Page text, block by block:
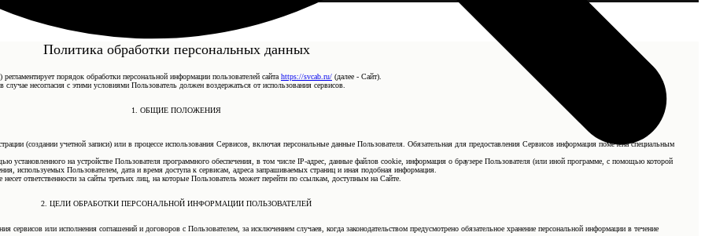
Политика обработки персональных данных
порядок обработки персональной информации пользователей сайта https://svcab.ru/ (далее - Сайт).
несогласия с этими условиями Пользователь должен воздержаться от использования сервисов.
1. ОБЩИЕ ПОЛОЖЕНИЯ
(создании учетной записи) или в процессе использования Сервисов, включая персональные данные Пользователя. Обязательная для предоставления Сервисов информация помечена специальным
установленного на устройстве Пользователя программного обеспечения, в том числе IP-адрес, данные файлов cookie, информация о браузере Пользователя (или иной программе, с помощью которой
используемых Пользователем, дата и время доступа к сервисам, адреса запрашиваемых страниц и иная подобная информация.
ответственности за сайты третьих лиц, на которые Пользователь может перейти по ссылкам, доступным на Сайте.
2. ЦЕЛИ ОБРАБОТКИ ПЕРСОНАЛЬНОЙ ИНФОРМАЦИИ ПОЛЬЗОВАТЕЛЕЙ
или исполнения соглашений и договоров с Пользователем, за исключением случаев, когда законодательством предусмотрено обязательное хранение персональной информации в течение